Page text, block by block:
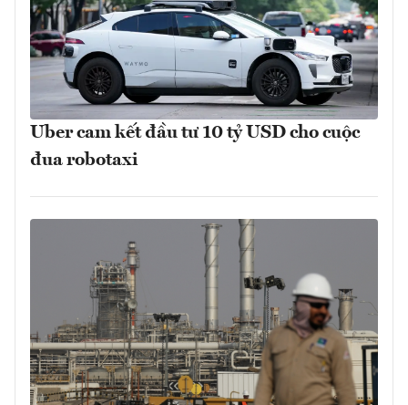
Uber cam kết đầu tư 10 tỷ USD cho cuộc
đua robotaxi